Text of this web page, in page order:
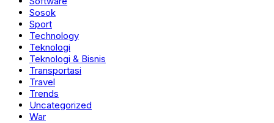
Sosok
Sport
Technology
Teknologi
Teknologi & Bisnis
Transportasi
Travel
Trends
Uncategorized
War